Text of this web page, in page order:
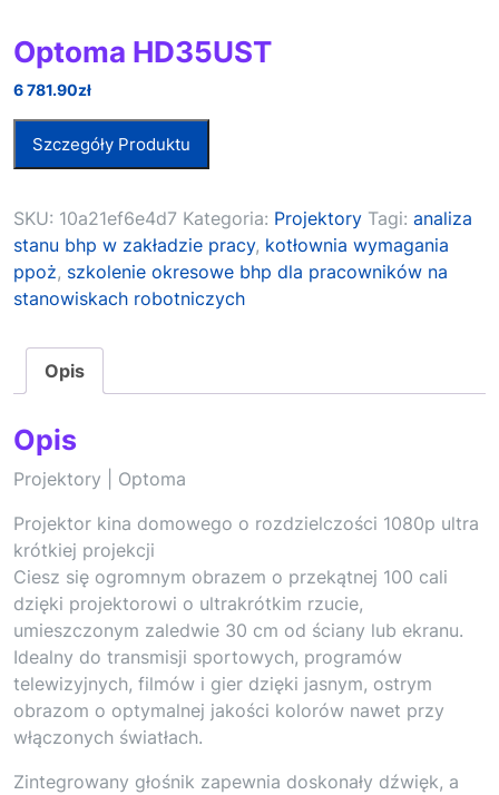
Optoma HD35UST
6 781.90zł
Szczegóły Produktu
SKU: 10a21ef6e4d7 Kategoria: Projektory Tagi: analiza
stanu bhp w zakładzie pracy, kotłownia wymagania
ppoż, szkolenie okresowe bhp dla pracowników na
stanowiskach robotniczych
Opis
Opis
Projektory | Optoma
Projektor kina domowego o rozdzielczości 1080p ultra
krótkiej projekcji
Ciesz się ogromnym obrazem o przekątnej 100 cali
dzięki projektorowi o ultrakrótkim rzucie,
umieszczonym zaledwie 30 cm od ściany lub ekranu.
Idealny do transmisji sportowych, programów
telewizyjnych, filmów i gier dzięki jasnym, ostrym
obrazom o optymalnej jakości kolorów nawet przy
włączonych światłach.
Zintegrowany głośnik zapewnia doskonały dźwięk, a